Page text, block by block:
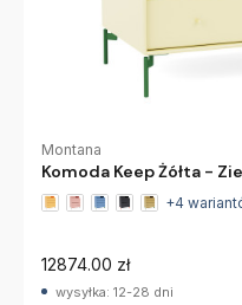
Montana
Komoda Keep Żółta -
+4
12874.00 zł
wysyłka: 12-28 dni